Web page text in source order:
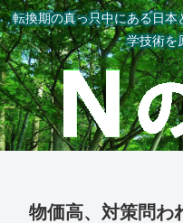
転換期の真っ只中にある日
学技術を
物価高、対策問